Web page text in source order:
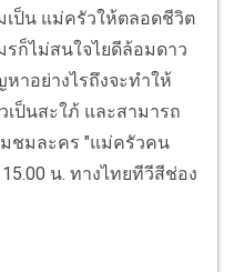
ป็น แม่ครัวให้ตลอดชีวิต
ก็ไม่สนใจไยดีล้อมดาว
าอย่างไรถึงจะทำให้
ป็นสะใภ้ และสามารถ
ชมละคร "แม่ครัวคน
น. ทางไทยทีวีสีช่อง